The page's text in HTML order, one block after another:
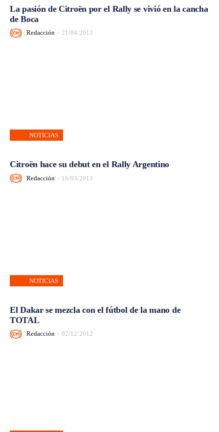
La pasión de Citroën por el Rally se vivió en la cancha
de Boca
Redacción - 21/04/2013
NOTICIAS
Citroën hace su debut en el Rally Argentino
Redacción - 16/03/2013
NOTICIAS
El Dakar se mezcla con el fútbol de la mano de
TOTAL
Redacción - 02/12/2012